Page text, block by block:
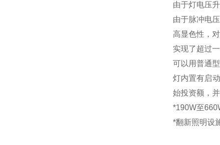
由于灯电压
由于脉冲电
高显色性，
实现了超过
可以用普通
灯内置有启
始投资额，
*190W至
*翻新照明设